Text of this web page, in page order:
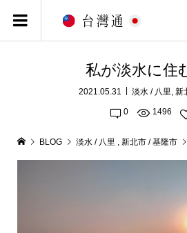
私が淡水に住
2021.05.31 淡水 / 八里, 新
0 1496
BLOG 淡水 / 八里 , 新北市 / 基隆市